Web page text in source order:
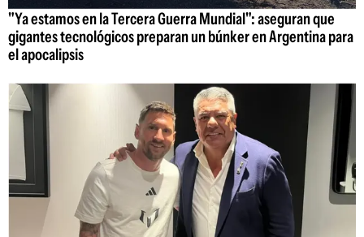
"Ya estamos en la Tercera Guerra Mundial": aseguran que
gigantes tecnológicos preparan un búnker en Argentina para
el apocalipsis